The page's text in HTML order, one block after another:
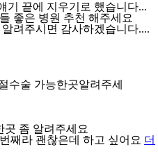
기 끝에 지우기로 했습니다...
좋은 병원 추천 해주세요
려주시면 감사하겠습니다....
수술 가능한곳알려주세
곳 좀 알려주세요
째라 괜찮은데 하고 싶어요 더